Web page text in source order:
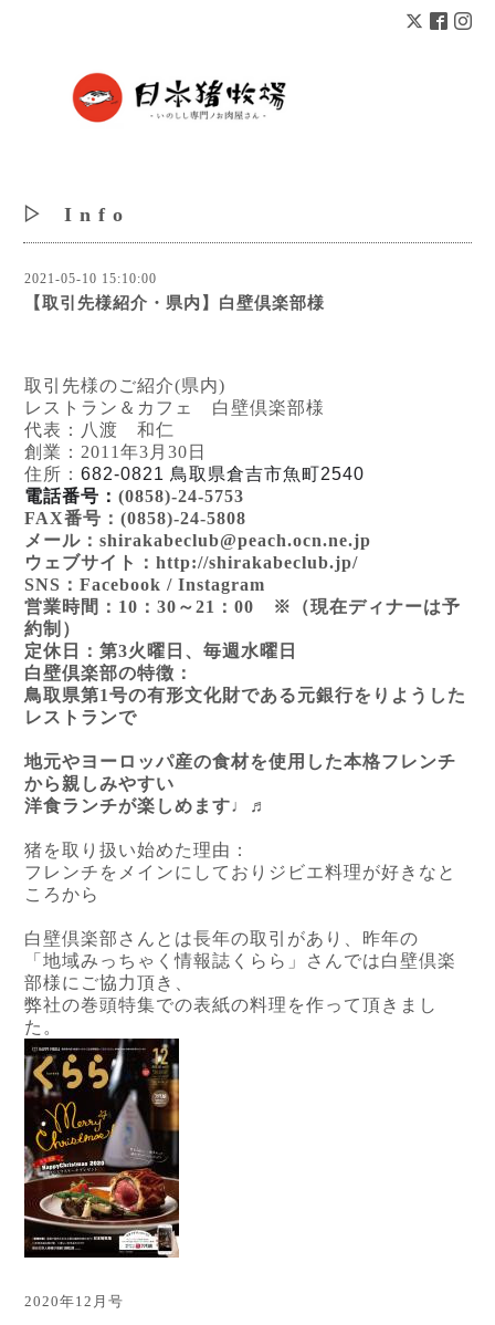
▷ I n f o
2021-05-10 15:10:00
【取引先様紹介・県内】白壁倶楽部様
取引先様のご紹介(県内)
レストラン＆カフェ 白壁倶楽部様
代表：八渡 和仁
創業：2011年3月30日
住所： 682-0821 鳥取県倉吉市魚町2540
電話番号： (0858)-24-5753
FAX番号： (0858)-24-5808
メール： shirakabeclub@peach.ocn.ne.jp
ウェブサイト： http://shirakabeclub.jp/
SNS：Facebook / Instagram
営業時間： 10 ： 30 ～21 ： 00 ※（現在ディナーは予
約制）
定休日： 第3火曜日、毎週水曜日
白壁倶楽部の特徴：
鳥取県第1号の有形文化財である元銀行をりようした
レストランで
地元やヨーロッパ産の食材を使用した本格フレンチ
から親しみやすい
洋食ランチが楽しめます♩♬
猪を取り扱い始めた理由：
フレンチをメインにしておりジビエ料理が好きなと
ころから
白壁倶楽部さんとは長年の取引があり、昨年の
「地域みっちゃく情報誌くらら」さんでは白壁倶楽
部様にご協力頂き、
弊社の巻頭特集での表紙の料理を作って頂きまし
た。
2020年12月号